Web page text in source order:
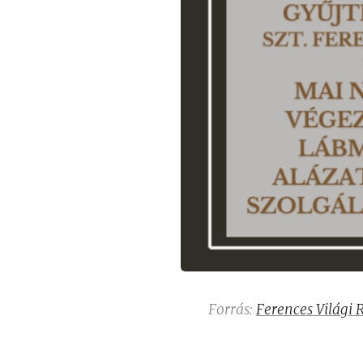
Forrás: Ferences Világi